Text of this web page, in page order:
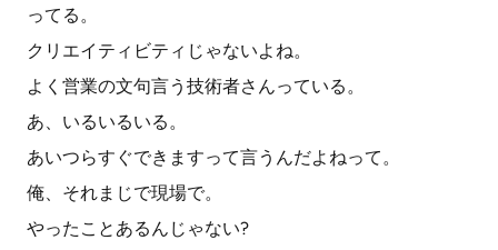
ってる。
クリエイティビティじゃないよね。
よく営業の文句言う技術者さんっている。
あ、いるいるいる。
あいつらすぐできますって言うんだよねって。
俺、それまじで現場で。
やったことあるんじゃない?